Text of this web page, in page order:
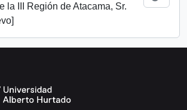
la III Región de Atacama, Sr.